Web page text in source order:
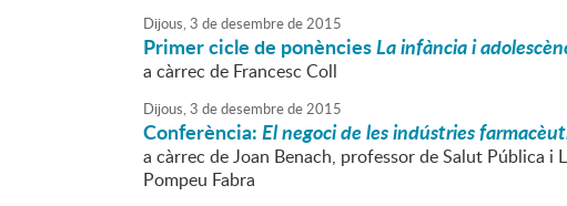
Dijous,3 dedesembrede2015
Primer cicle de ponènciesLa infància i
a càrrec de Francesc Coll
Dijous,3 dedesembrede2015
Conferència:El negoci de les indústries
a càrrec de Joan Benach, professor de Salut Pública
Pompeu Fabra